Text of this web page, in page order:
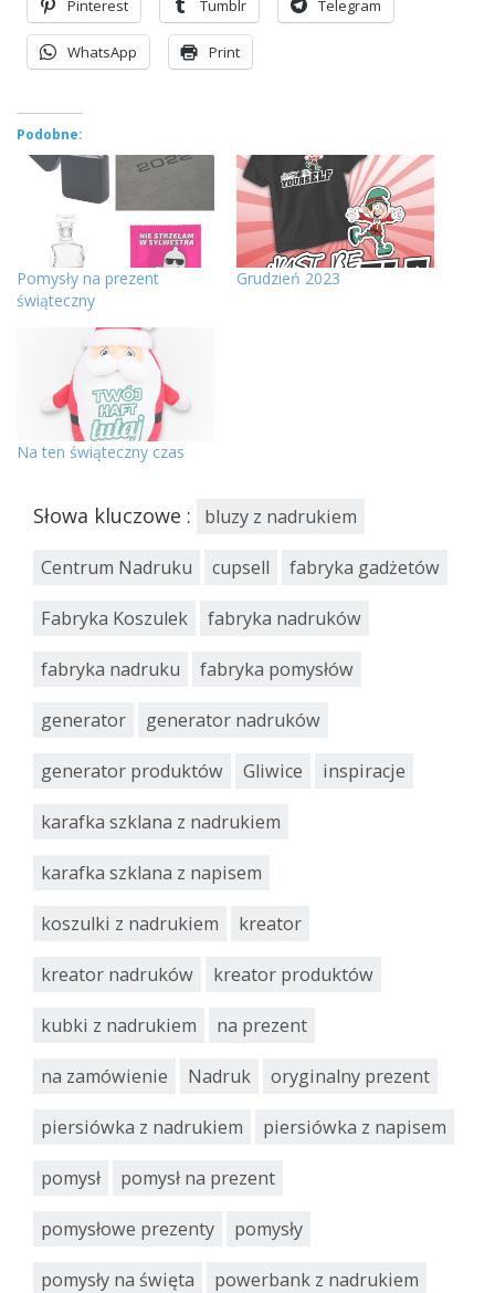
Pinterest Tumblr Telegram
WhatsApp Print
Podobne:
Pomysły na prezent
świąteczny
Grudzień 2023
Na ten świąteczny czas
Słowa kluczowe : bluzy z nadrukiem
Centrum Nadruku cupsell fabryka gadżetów
Fabryka Koszulek fabryka nadruków
fabryka nadruku fabryka pomysłów
generator generator nadruków
generator produktów Gliwice inspiracje
karafka szklana z nadrukiem
karafka szklana z napisem
koszulki z nadrukiem kreator
kreator nadruków kreator produktów
kubki z nadrukiem na prezent
na zamówienie Nadruk oryginalny prezent
piersiówka z nadrukiem piersiówka z napisem
pomysł pomysł na prezent
pomysłowe prezenty pomysły
pomysły na święta powerbank z nadrukiem